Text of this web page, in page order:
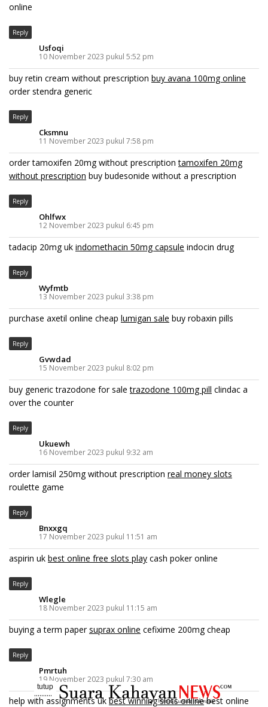
online
Reply
Usfoqi
10 November 2023 pukul 5:52 pm
buy retin cream without prescription buy avana 100mg online
order stendra generic
Reply
Cksmnu
11 November 2023 pukul 7:58 pm
order tamoxifen 20mg without prescriptiontamoxifen 20mg
without prescription buy budesonide without a prescription
Reply
Ohlfwx
12 November 2023 pukul 6:45 pm
tadacip 20mg uk indomethacin 50mg capsule indocin drug
Reply
Wyfmtb
13 November 2023 pukul 3:38 pm
purchase axetil online cheap lumigan sale buy robaxin pills
Reply
Gvwdad
15 November 2023 pukul 8:02 pm
buy generic trazodone for saletrazodone 100mg pill clindac a
over the counter
Reply
Ukuewh
16 November 2023 pukul 9:32 am
order lamisil 250mg without prescription real money slots
roulette game
Reply
Bnxxgq
17 November 2023 pukul 11:51 am
aspirin uk best online free slots play cash poker online
Reply
Wlegle
18 November 2023 pukul 11:15 am
buying a term papersuprax online cefixime 200mg cheap
Reply
Pmrtuh
19 November 2023 pukul 7:30 am
help with assignments ukbest winning slots onlinebest online
tutup
..........